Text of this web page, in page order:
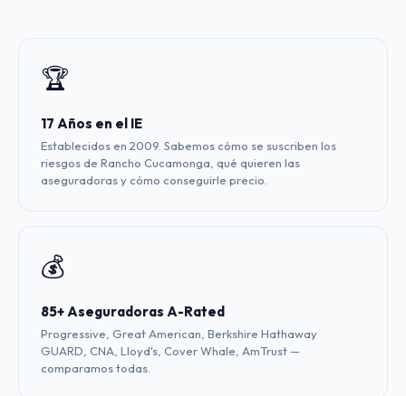
🏆
17 Años en el IE
Establecidos en 2009. Sabemos cómo se suscriben los
riesgos de Rancho Cucamonga, qué quieren las
aseguradoras y cómo conseguirle precio.
💰
85+ Aseguradoras A-Rated
Progressive, Great American, Berkshire Hathaway
GUARD, CNA, Lloyd's, Cover Whale, AmTrust —
comparamos todas.